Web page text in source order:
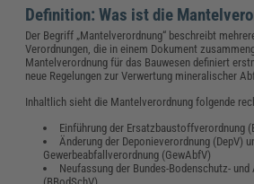
Definition: Was ist die
Der Begriff „Mantelverordnung“ beschreibt
Verordnungen, die in einem Dokument
Mantelverordnung für das Bauwesen definiert
neue Regelungen zur Verwertung mineralischer
Inhaltlich sieht die Mantelverordnung folgende
Einführung der Ersatzbaustoffverordnung
Änderung der Deponieverordnung (DepV)
Gewerbeabfallverordnung (GewAbfV)
Neufassung der Bundes-Bodenschutz-